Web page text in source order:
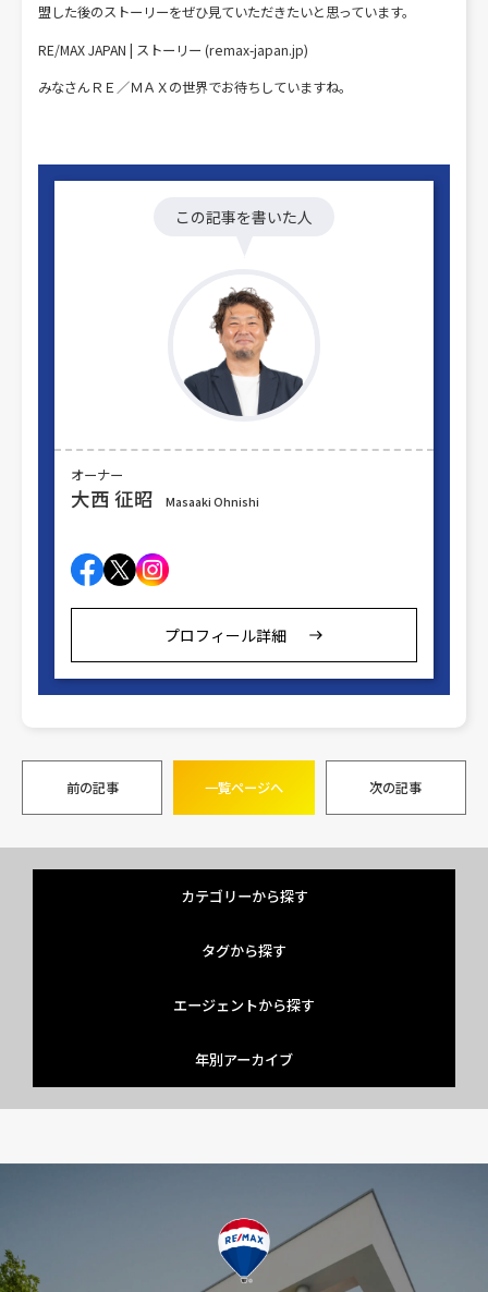
盟した後のストーリーをぜひ見ていただきたいと思っています。
RE/MAX JAPAN | ストーリー (remax-japan.jp)
みなさんＲＥ／ＭＡＸの世界でお待ちしていますね。
この記事を書いた人
オーナー
大西 征昭 Masaaki Ohnishi
プロフィール詳細
前の記事 一覧ページへ 次の記事
カテゴリーから探す
タグから探す
エージェントから探す
年別アーカイブ